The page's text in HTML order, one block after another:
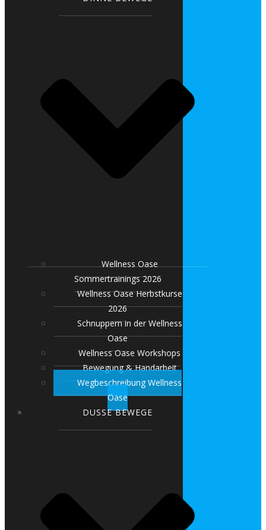
Wellness Oase
Sommertrainings 2026
Wellness Oase Herbstkurse
2026
Schnuppern in der Wellness
Oase
Wellness Oase Workshops
Bewegung & Handarbeit
Wegbeschreibung Wellness
Oase
DUSSE BEWEGE